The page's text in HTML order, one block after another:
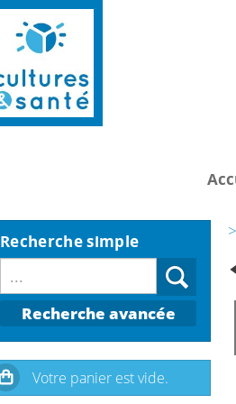
Recherche simple
Recherche avancée